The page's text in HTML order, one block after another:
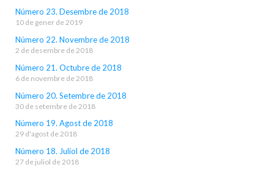
Número 23. Desembre de 2018
10 de gener de 2019
Número 22. Novembre de 2018
2 de desembre de 2018
Número 21. Octubre de 2018
6 de novembre de 2018
Número 20. Setembre de 2018
30 de setembre de 2018
Número 19. Agost de 2018
29 d'agost de 2018
Número 18. Juliol de 2018
27 de juliol de 2018